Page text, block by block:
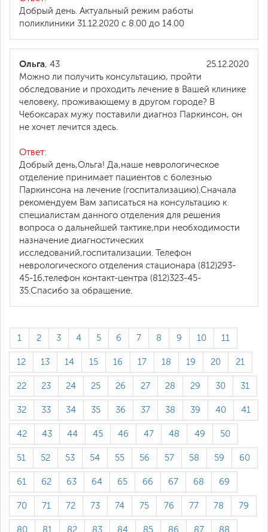
Добрый день. Актуальный режим работы
поликлиники 31.12.2020 с 8.00 до 14.00
25.12.2020
Ольга, 43
Можно ли получить консультацию, пройти
обследование и проходить лечение в Вашей клинике
человеку, проживающему в другом городе? В
Чебоксарах мужу поставили диагноз Паркинсон, он
не хочет лечится здесь.
Ответ:
Добрый день,Ольга! Да,наше неврологическое
отделение принимает пациентов с болезнью
Паркинсона на лечение (госпитализацию).Сначала
рекомендуем Вам записаться на консультацию к
специалистам данного отделения для решения
вопроса о дальнейшей тактике,при необходимости
назначение диагностических
исследований,госпитализации. Телефон
неврологического отделения стационара (812)293-
45-16,телефон контакт-центра (812)323-45-
35.Спасибо за обращение.
1 2 3 4 5 6 7 8 9 10 11
12 13 14 15 16 17 18 19 20 21
22 23 24 25 26 27 28 29 30 31
32 33 34 35 36 37 38 39 40 41
42 43 44 45 46 47 48 49 50
51 52 53 54 55 56 57 58 59 60
61 62 63 64 65 66 67 68 69
70 71 72 73 74 75 76 77 78 79
80 81 82 83 84 85 86 87 88